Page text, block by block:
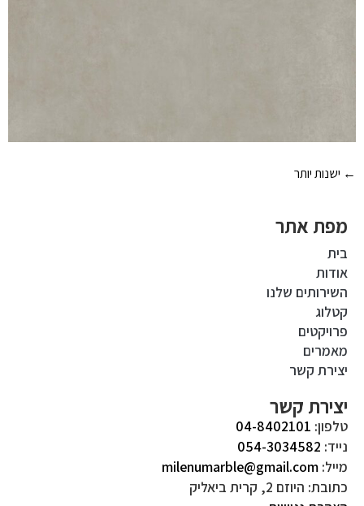
← ישנות יותר
מפת אתר
בית
אודות
השירותים שלנו
קטלוג
פרויקטים
מאמרים
יצירת קשר
יצירת קשר
טלפון: 04-8402101
נייד: 054-3034582
מייל: milenumarble@gmail.com
כתובת: היוזם 2, קרית ביאליק